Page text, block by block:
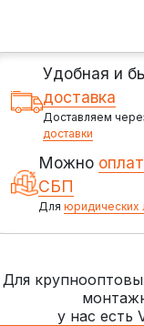
Удобная и
доставка
Доставляем
доставки
Можно
СБП
Для юридических
Для
у нас есть